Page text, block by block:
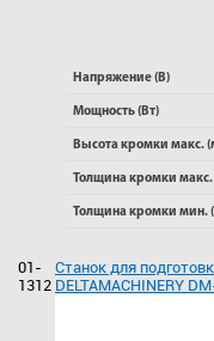
Напряжение (В)
Мощность (Вт)
Высота кромки макс.
Толщина кромки
Толщина кромки мин.
01-
1312
Станок для
DELTAMACHINERY